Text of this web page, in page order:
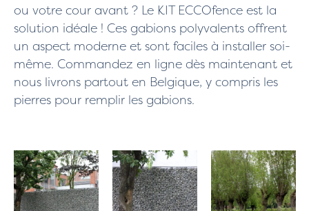
ou votre cour avant ? Le KIT ECCOfence est la
solution idéale ! Ces gabions polyvalents offrent
un aspect moderne et sont faciles à installer soi-
même. Commandez en ligne dès maintenant et
nous livrons partout en Belgique, y compris les
pierres pour remplir les gabions.